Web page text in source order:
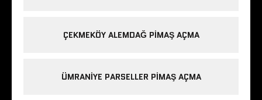
ÇEKMEKÖY ALEMDAĞ PIMAŞ AÇMA
ÜMRANIYE PARSELLER PIMAŞ AÇMA